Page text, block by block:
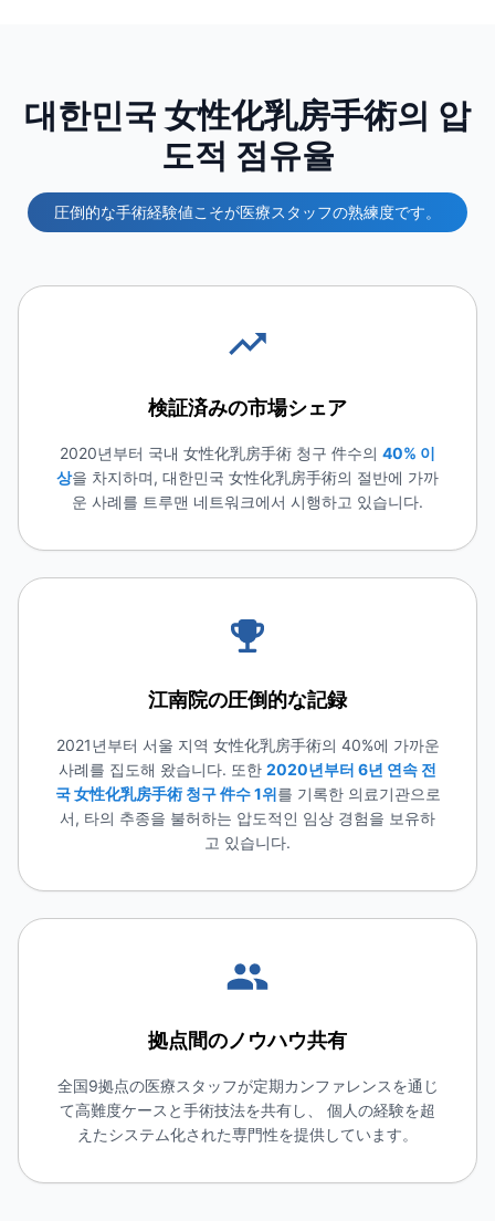
대한민국 女性化乳房手術의 압
도적 점유율
圧倒的な手術経験値こそが医療スタッフの熟練度です。
検証済みの市場シェア
2020년부터 국내 女性化乳房手術 청구 件수의 40% 이
상을 차지하며, 대한민국 女性化乳房手術의 절반에 가까
운 사례를 트루맨 네트워크에서 시행하고 있습니다.
江南院の圧倒的な記録
2021년부터 서울 지역 女性化乳房手術의 40%에 가까운
사례를 집도해 왔습니다. 또한 2020년부터 6년 연속 전
국 女性化乳房手術 청구 件수 1위를 기록한 의료기관으로
서, 타의 추종을 불허하는 압도적인 임상 경험을 보유하
고 있습니다.
拠点間のノウハウ共有
全国9拠点の医療スタッフが定期カンファレンスを通じ
て高難度ケースと手術技法を共有し、 個人の経験を超
えたシステム化された専門性を提供しています。